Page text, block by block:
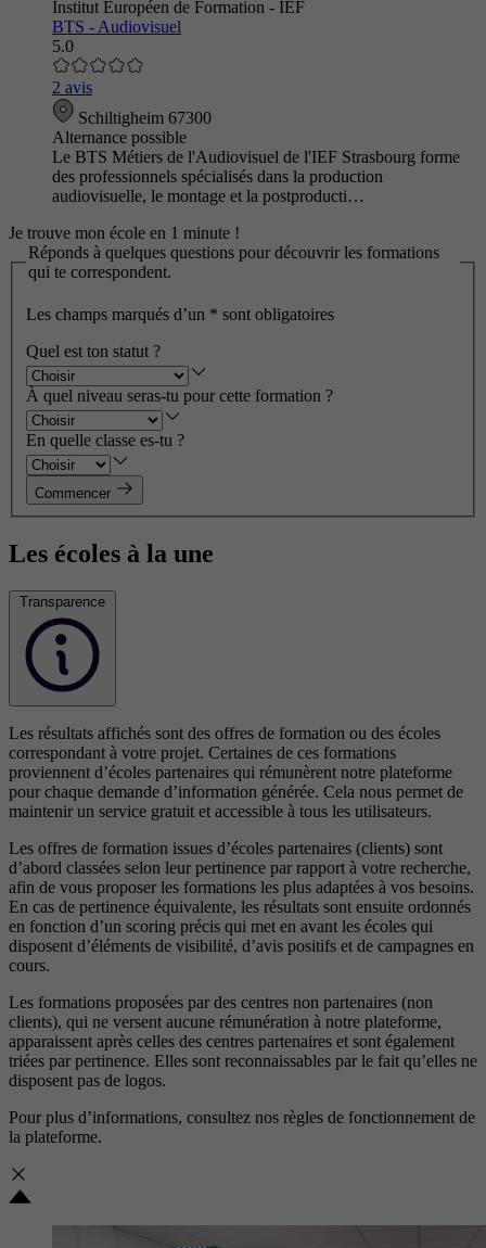
Institut Européen de Formation - IEF
BTS - Audiovisuel
5.0
2 avis
Schiltigheim 67300
Alternance possible
Le BTS Métiers de l'Audiovisuel de l'IEF Strasbourg forme
des professionnels spécialisés dans la production
audiovisuelle, le montage et la postproducti…
Je trouve mon école en 1 minute !
Réponds à quelques questions pour découvrir les formations
qui te correspondent.
Les champs marqués d’un * sont obligatoires
Quel est ton statut ?
À quel niveau seras-tu pour cette formation ?
En quelle classe es-tu ?
Commencer
Les écoles à la une
Transparence
Les résultats affichés sont des offres de formation ou des écoles
correspondant à votre projet. Certaines de ces formations
proviennent d’écoles partenaires qui rémunèrent notre plateforme
pour chaque demande d’information générée. Cela nous permet de
maintenir un service gratuit et accessible à tous les utilisateurs.
Les offres de formation issues d’écoles partenaires (clients) sont
d’abord classées selon leur pertinence par rapport à votre recherche,
afin de vous proposer les formations les plus adaptées à vos besoins.
En cas de pertinence équivalente, les résultats sont ensuite ordonnés
en fonction d’un scoring précis qui met en avant les écoles qui
disposent d’éléments de visibilité, d’avis positifs et de campagnes en
cours.
Les formations proposées par des centres non partenaires (non
clients), qui ne versent aucune rémunération à notre plateforme,
apparaissent après celles des centres partenaires et sont également
triées par pertinence. Elles sont reconnaissables par le fait qu’elles ne
disposent pas de logos.
Pour plus d’informations, consultez nos règles de fonctionnement de
la plateforme.